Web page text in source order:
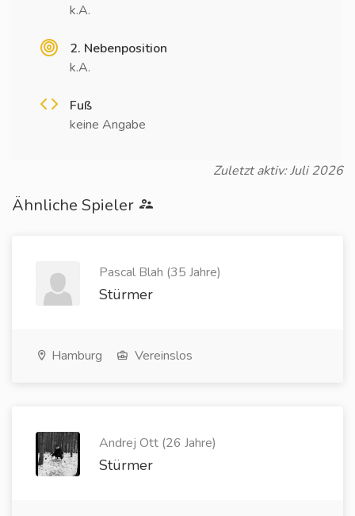
k.A.
2. Nebenposition
k.A.
Fuß
keine Angabe
Zuletzt aktiv: Juli 2026
Ähnliche Spieler
Pascal Blah (35 Jahre)
Stürmer
Hamburg Vereinslos
Andrej Ott (26 Jahre)
Stürmer